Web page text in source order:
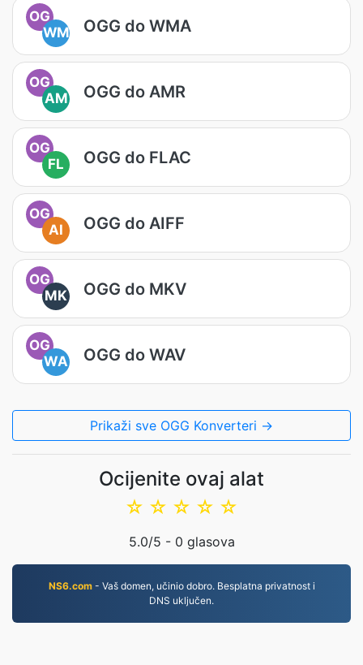
OG
WM
OGG do WMA
OG
AM
OGG do AMR
OG
FL
OGG do FLAC
OG
AI
OGG do AIFF
OG
MK
OGG do MKV
OG
WA
OGG do WAV
Prikaži sve OGG Konverteri →
Ocijenite ovaj alat
☆
☆
☆
☆
☆
5.0/5 - 0 glasova
NS6.com- Vaš domen, učinio dobro. Besplatna privatnost i
DNS uključen.